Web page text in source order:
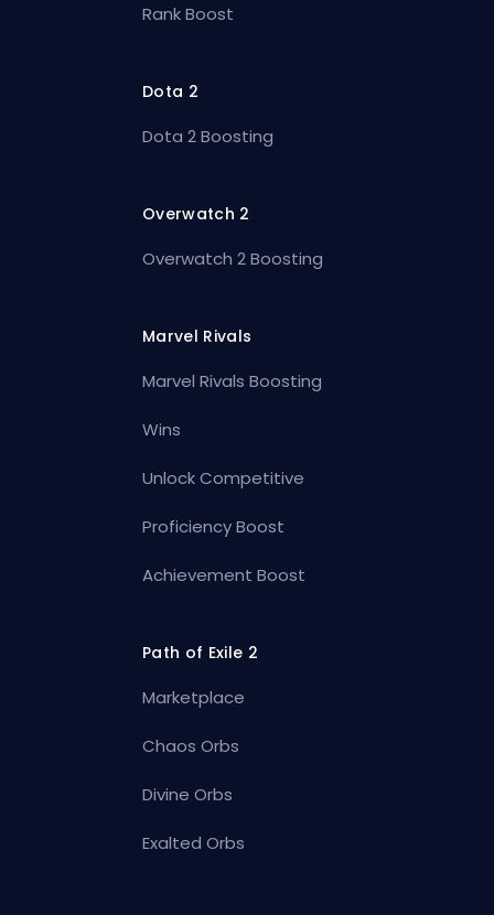
Rank Boost
Dota 2
Dota 2 Boosting
Overwatch 2
Overwatch 2 Boosting
Marvel Rivals
Marvel Rivals Boosting
Wins
Unlock Competitive
Proficiency Boost
Achievement Boost
Path of Exile 2
Marketplace
Chaos Orbs
Divine Orbs
Exalted Orbs